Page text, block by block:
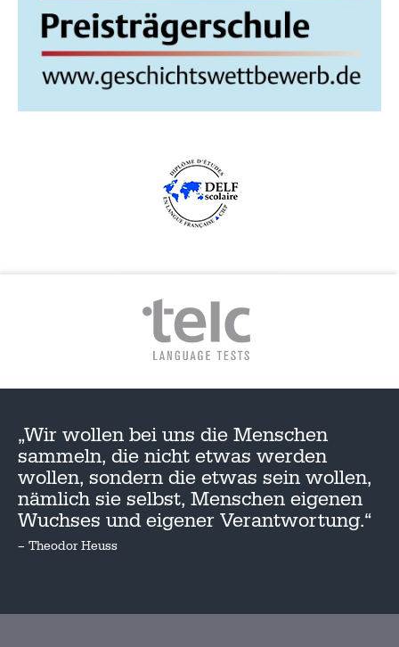
„Wir wollen bei uns die Menschen
sammeln, die nicht etwas werden
wollen, sondern die etwas sein wollen,
nämlich sie selbst, Menschen eigenen
Wuchses und eigener Verantwortung.“
– Theodor Heuss